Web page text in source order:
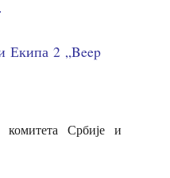
Екипа 2 „Beep
комитета Србије и